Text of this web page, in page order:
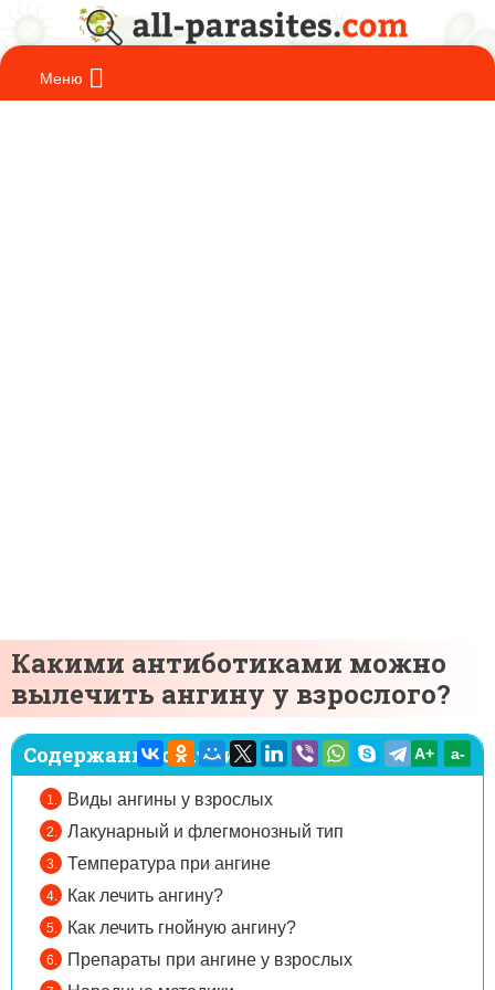
Какими антиботиками можно
вылечить ангину у взрослого?
Содержание статьи:
Виды ангины у взрослых
Лакунарный и флегмонозный тип
Температура при ангине
Как лечить ангину?
Как лечить гнойную ангину?
Препараты при ангине у взрослых
A+ а-